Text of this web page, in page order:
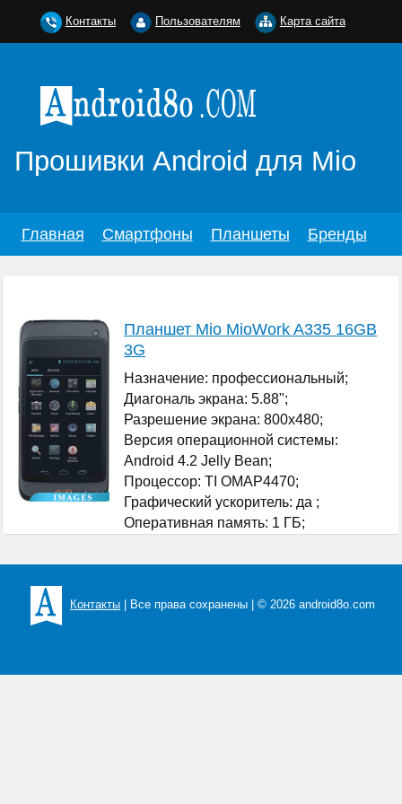
Прошивки Android для Mio
Главная Смартфоны Планшеты Бренды
Планшет Mio MioWork A335 16GB
3G
Назначение: профессиональный;
Диагональ экрана: 5.88";
Разрешение экрана: 800x480;
Версия операционной системы:
Android 4.2 Jelly Bean;
Процессор: TI OMAP4470;
Графический ускоритель: да ;
Оперативная память: 1 ГБ;
Контакты Пользователям Карта сайта
Контакты | Все права сохранены | © 2026 android8o.com